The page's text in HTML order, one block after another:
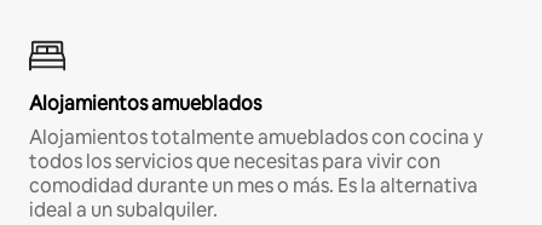
Alojamientos amueblados
Alojamientos totalmente amueblados con cocina y
todos los servicios que necesitas para vivir con
comodidad durante un mes o más. Es la alternativa
ideal a un subalquiler.